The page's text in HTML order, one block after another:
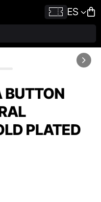
ES
BUTTON
PLATED